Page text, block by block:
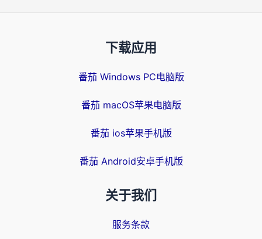
下载应用
番茄 Windows PC电脑版
番茄 macOS苹果电脑版
番茄 ios苹果手机版
番茄 Android安卓手机版
关于我们
服务条款